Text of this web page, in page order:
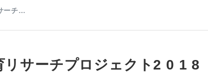
ーチ…
リサーチプロジェクト2 0 1 8